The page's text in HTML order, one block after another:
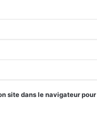
site dans le navigateur